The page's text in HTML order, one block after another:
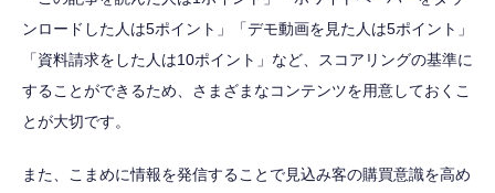
ンロードした人は5ポイント」「デモ動画を見た人は5ポイント」
「資料請求をした人は10ポイント」など、スコアリングの基準に
することができるため、さまざまなコンテンツを用意しておくこ
とが大切です。
また、こまめに情報を発信することで見込み客の購買意識を高め